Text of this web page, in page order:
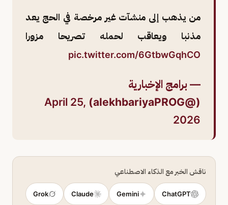
من يذهب إلى منشآت غير مرخصة في الحج يعد
مذنبا ويعاقب لحمله تصريحا مزورا
pic.twitter.com/6GtbwGqhCO
— برامج الإخبارية
(@alekhbariyaPROG)
April 25,
2026
ناقش الخبر مع الذكاء الاصطناعي
ChatGPT
Gemini
Claude
Grok